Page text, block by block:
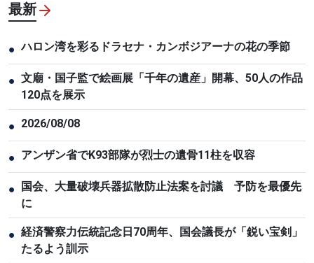
最新
● ハロン湾を彩るドラセナ・カンボジアーナの花の季節
● 文廟・国子監で絵画展「千年の遺産」開幕、50人の作品
120点を展示
● 2026/08/08
● アンザン省でK93部隊が烈士の遺骨11柱を収容
●
国会、大量破壊兵器拡散防止法案を討議 予防を最優先
に
● 経済警察力伝統記念日70周年、国会議長が「鋭い宝剣」
たるよう訓示